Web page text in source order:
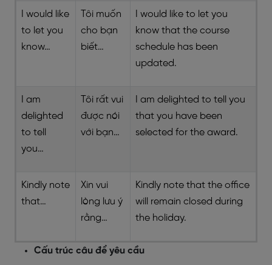
I would like
to let you
know…
Tôi muốn
cho bạn
biết…
I would like to let you
know that the course
schedule has been
updated.
I am
delighted
to tell
you…
Tôi rất vui
được nói
với bạn…
I am delighted to tell you
that you have been
selected for the award.
Kindly note
that…
Xin vui
lòng lưu ý
rằng…
Kindly note that the office
will remain closed during
the holiday.
Cấu trúc câu để yêu cầu